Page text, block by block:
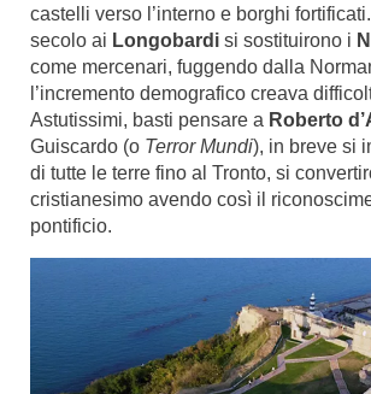
castelli verso l’interno e borghi fortificati.
secolo ai Longobardi si sostituirono i
come mercenari, fuggendo dalla
l’incremento demografico creava
Astutissimi, basti pensare a Roberto
Guiscardo (o Terror Mundi), in breve si
di tutte le terre fino al Tronto, si
cristianesimo avendo così il
pontificio.